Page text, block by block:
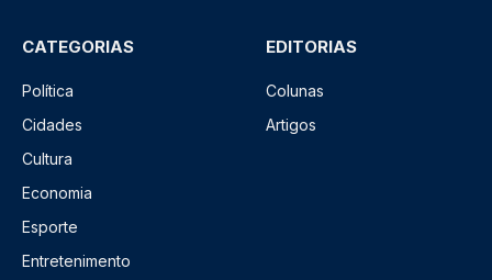
CATEGORIAS
Política
Cidades
Cultura
Economia
Esporte
Entretenimento
EDITORIAS
Colunas
Artigos